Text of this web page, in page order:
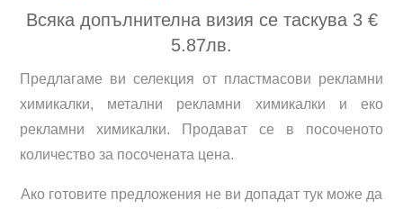
Всяка допълнителна визия се таскува 3 €
5.87лв.
Предлагаме ви селекция от пластмасови рекламни
химикалки, метални рекламни химикалки и еко
рекламни химикалки. Продават се в посоченото
количество за посочената цена.
Ако готовите предложения не ви допадат тук може да